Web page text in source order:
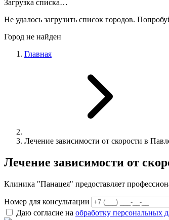
Загрузка списка…
Не удалось загрузить список городов.
Город не найден
Главная
Лечение зависимости от скорости в
Лечение зависимости от
Клиника "Панацея" предоставляет
Номер для консультации
Даю согласие на обработку персональных